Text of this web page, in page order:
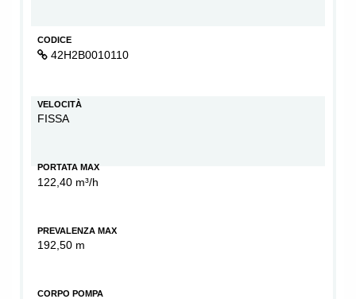
CODICE
42H2B0010110
VELOCITÀ
FISSA
PORTATA MAX
122,40 m³/h
PREVALENZA MAX
192,50 m
CORPO POMPA